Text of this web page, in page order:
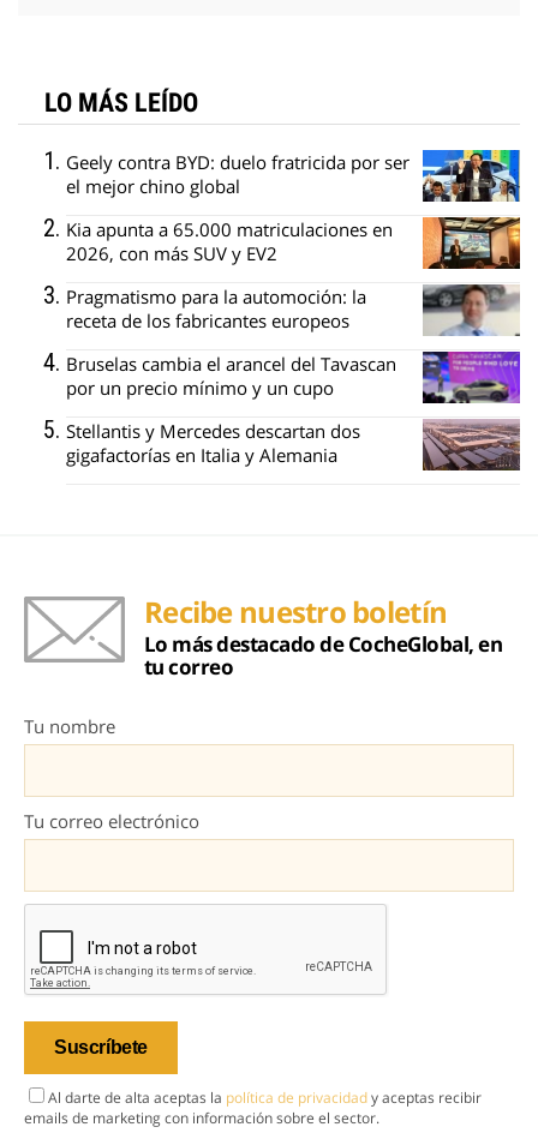
LO MÁS LEÍDO
Geely contra BYD: duelo fratricida por ser
el mejor chino global
Kia apunta a 65.000 matriculaciones en
2026, con más SUV y EV2
Pragmatismo para la automoción: la
receta de los fabricantes europeos
Bruselas cambia el arancel del Tavascan
por un precio mínimo y un cupo
Stellantis y Mercedes descartan dos
gigafactorías en Italia y Alemania
Recibe nuestro boletín
Lo más destacado de CocheGlobal, en
tu correo
Tu nombre
Tu correo electrónico
Al darte de alta aceptas la política de privacidady aceptas recibir
emails de marketing con información sobre el sector.